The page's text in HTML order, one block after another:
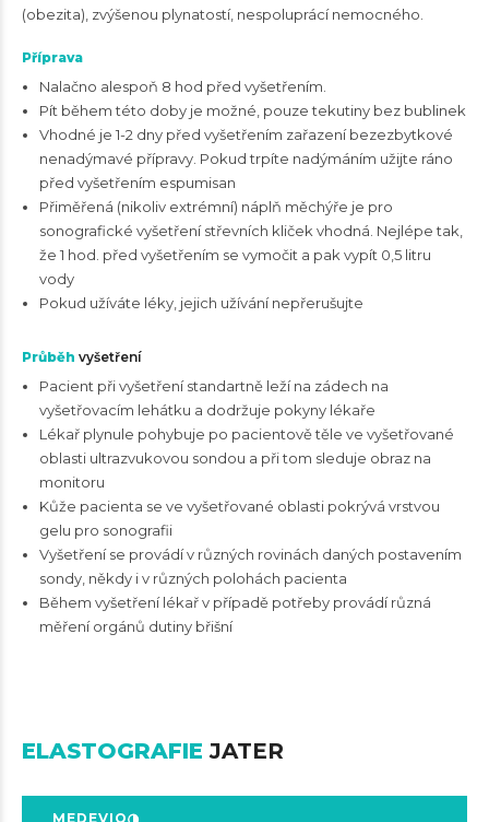
(obezita), zvýšenou plynatostí, nespoluprácí nemocného.
Příprava
Nalačno alespoň 8 hod před vyšetřením.
Pít během této doby je možné, pouze tekutiny bez bublinek
Vhodné je 1-2 dny před vyšetřením zařazení bezezbytkové
nenadýmavé přípravy. Pokud trpíte nadýmáním užijte ráno
před vyšetřením espumisan
Přiměřená (nikoliv extrémní) náplň měchýře je pro
sonografické vyšetření střevních kliček vhodná. Nejlépe tak,
že 1 hod. před vyšetřením se vymočit a pak vypít 0,5 litru
vody
Pokud užíváte léky, jejich užívání nepřerušujte
Průběh vyšetření
Pacient při vyšetření standartně leží na zádech na
vyšetřovacím lehátku a dodržuje pokyny lékaře
Lékař plynule pohybuje po pacientově těle ve vyšetřované
oblasti ultrazvukovou sondou a při tom sleduje obraz na
monitoru
Kůže pacienta se ve vyšetřované oblasti pokrývá vrstvou
gelu pro sonografii
Vyšetření se provádí v různých rovinách daných postavením
sondy, někdy i v různých polohách pacienta
Během vyšetření lékař v případě potřeby provádí různá
měření orgánů dutiny břišní
ELASTOGRAFIE JATER
MEDEVIO